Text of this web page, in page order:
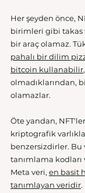
Her şeyden önce,
birimleri gibi takas
bir araç olamaz.
pahalı bir dilim
bitcoin kullanabilir
olmadıklarından,
olamazlar.
Öte yandan,
kriptografik
benzersizdirler. Bu
tanımlama kodları
Meta veri, en basit
tanımlayan veridir.